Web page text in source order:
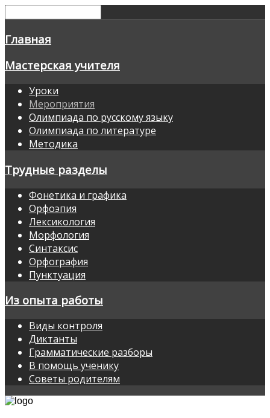
Главная
Мастерская учителя
Уроки
Мероприятия
Олимпиада по русскому языку
Олимпиада по литературе
Методика
Трудные разделы
Фонетика и графика
Орфоэпия
Лексикология
Морфология
Синтаксис
Орфография
Пунктуация
Из опыта работы
Виды контроля
Диктанты
Грамматические разборы
В помощь ученику
Советы родителям